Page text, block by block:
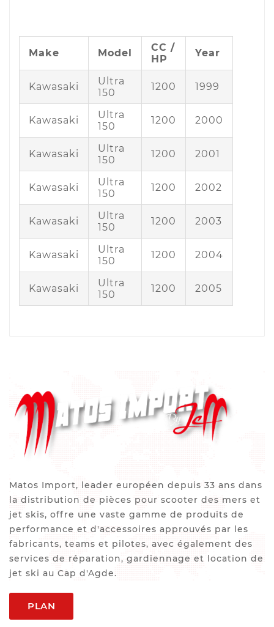
Make Model
CC /
HP
Year
Kawasaki
Ultra
150
1200 1999
Kawasaki
Ultra
150
1200 2000
Kawasaki
Ultra
150
1200 2001
Kawasaki
Ultra
150
1200 2002
Kawasaki
Ultra
150
1200 2003
Kawasaki
Ultra
150
1200 2004
Kawasaki
Ultra
150
1200 2005
Matos Import, leader européen depuis 33 ans dans
la distribution de pièces pour scooter des mers et
jet skis, offre une vaste gamme de produits de
performance et d'accessoires approuvés par les
fabricants, teams et pilotes, avec également des
services de réparation, gardiennage et location de
jet ski au Cap d'Agde.
PLAN